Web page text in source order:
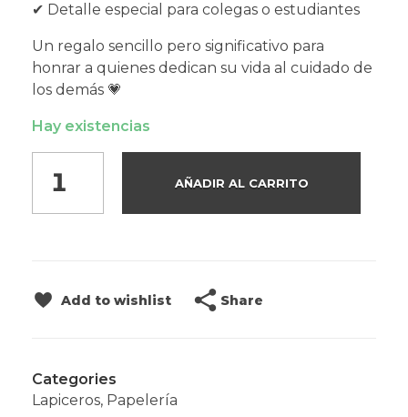
✔ Detalle especial para colegas o estudiantes
Un regalo sencillo pero significativo para
honrar a quienes dedican su vida al cuidado de
los demás 💗
Hay existencias
AÑADIR AL CARRITO
Add to wishlist Share
Categories
Lapiceros, Papelería